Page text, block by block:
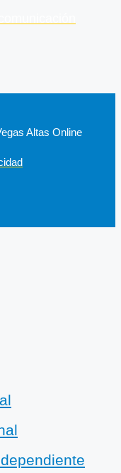
Altas Online